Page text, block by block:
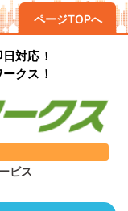
ページTOPへ
対応！
クス！
ビス